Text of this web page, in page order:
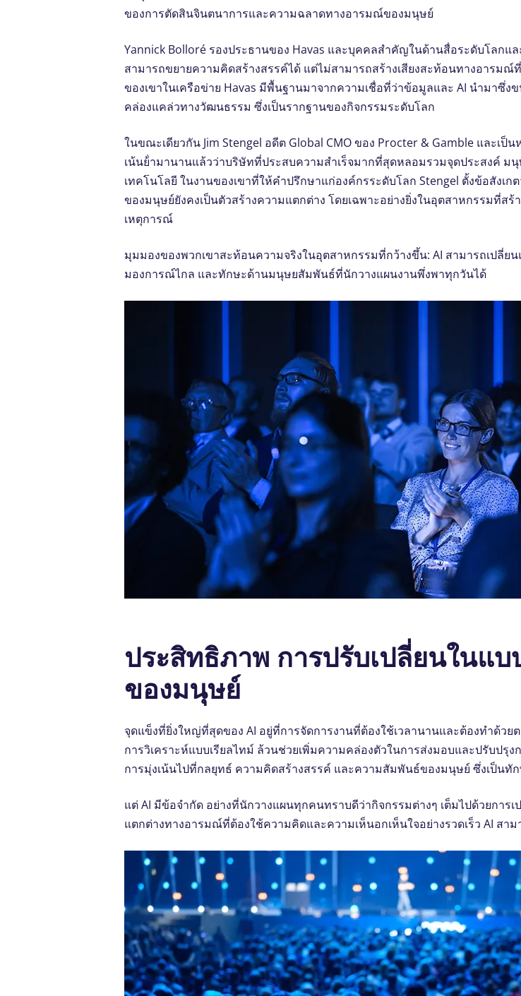
ของการตัดสินจินตนาการและความฉลาดทางอารมณ์ของมนุษย์
Yannick Bolloré รองประธานของ Havas และบุคคลสําคัญในด้านสื่อระดับโลกแ
สามารถขยายความคิดสร้างสรรค์ได้ แต่ไม่สามารถสร้างเสียงสะท้อนทางอาร
ของเขาในเครือข่าย Havas มีพื้นฐานมาจากความเชื่อที่ว่าข้อมูลและ AI นํามาซึ่
คล่องแคล่วทางวัฒนธรรม ซึ่งเป็นรากฐานของกิจกรรมระดับโลก
ในขณะเดียวกัน Jim Stengel อดีต Global CMO ของ Procter & Gamble และ
เน้นย้ํามานานแล้วว่าบริษัทที่ประสบความสําเร็จมากที่สุดหลอมรวมจุดประสงค์ ม
เทคโนโลยี ในงานของเขาที่ให้คําปรึกษาแก่องค์กรระดับโลก Stengel ตั้งข้อสังเ
ของมนุษย์ยังคงเป็นตัวสร้างความแตกต่าง โดยเฉพาะอย่างยิ่งในอุตสาหกรรมที่
เหตุการณ์
มุมมองของพวกเขาสะท้อนความจริงในอุตสาหกรรมที่กว้างขึ้น: AI สามารถเปลี่
มองการณ์ไกล และทักษะด้านมนุษยสัมพันธ์ที่นักวางแผนงานพึ่งพาทุกวันได้
ประสิทธิภาพ การปรับเปลี่ยนในแ
ของมนุษย์
จุดแข็งที่ยิ่งใหญ่ที่สุดของ AI อยู่ที่การจัดการงานที่ต้องใช้เวลานานและต้องทําด้วย
การวิเคราะห์แบบเรียลไทม์ ล้วนช่วยเพิ่มความคล่องตัวในการส่งมอบและปรับป
การมุ่งเน้นไปที่กลยุทธ์ ความคิดสร้างสรรค์ และความสัมพันธ์ของมนุษย์ ซึ่งเป็นทั
แต่ AI มีข้อจํากัด อย่างที่นักวางแผนทุกคนทราบดีว่ากิจกรรมต่างๆ เต็มไปด้วยกา
แตกต่างทางอารมณ์ที่ต้องใช้ความคิดและความเห็นอกเห็นใจอย่างรวดเร็ว AI สา